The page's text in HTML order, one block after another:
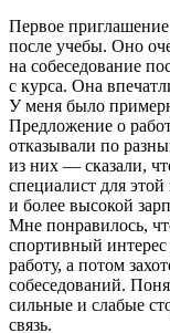
Первое приглашение
после учебы. Оно
на собеседование
с курса. Она
У меня было
Предложение о
отказывали по
из них — сказали,
специалист для
и более высокой
Мне понравилось,
спортивный интерес
работу, а потом
собеседований.
сильные и слабые
связь.